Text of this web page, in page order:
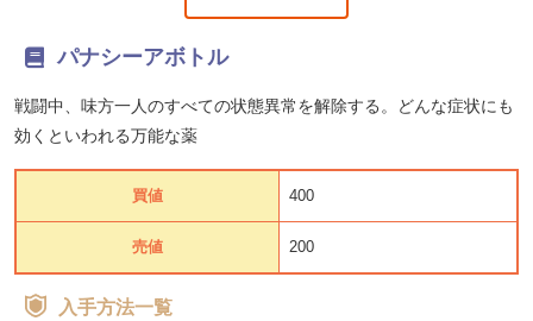
パナシーアボトル
戦闘中、味方一人のすべての状態異常を解除する。どんな症状にも
効くといわれる万能な薬
買値 400
売値 200
入手方法一覧